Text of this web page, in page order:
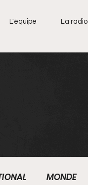
L'équipe La radio
MONDE